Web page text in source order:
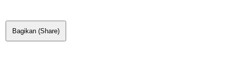
Bagikan (Share)